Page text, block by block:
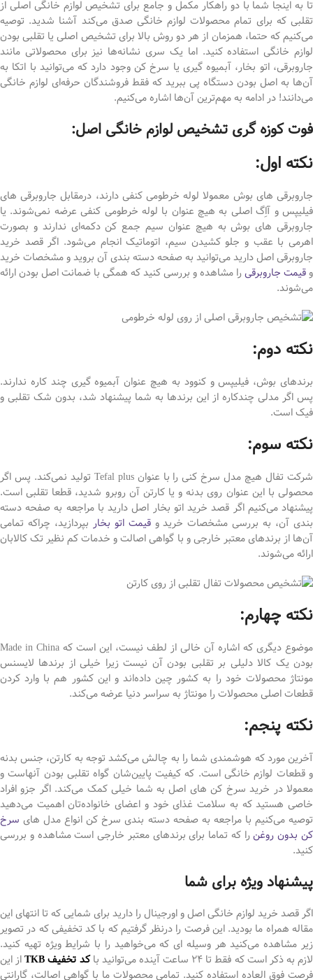
تا به اینجا شما با دو راهکار مکمل و جامع برای تشخیص لوازم خانگی اصلی از
تقلبی که برای تمام محصولات لوازم خانگی صدق می‌کند آشنا شدید. توصیه
می‌کنیم که حتما، همزمان از هر دو روش بالا برای تشخیص اصلی یا تقلبی بودن
لوازم خانگی استفاده کنید. اما یک سری نشانه‌ها نیز برای محصولاتی مانند
جاروبرقی، اتو بخار، آبمیوه گیری یا سرخ کن وجود دارد که می‌توانید با اتکا به
آن‌ها به اصل بودن دستگاه پی ببرید که فقط فروشندگان حرفه‌ای لوازم خانگی
می‌دانند! در ادامه به مهم‌ترین آن‌ها اشاره می‌کنیم.
فوت‌‌ کوزه گری تشخیص لوازم خانگی اصل:
نکته اول:
جاروبرقی های بوش معمولا لوله خرطومی کنفی دارند، درمقابل جاروبرقی های
فیلیپس و آاِگ اصلی به هیچ عنوان با لوله خرطومی کنفی عرضه نمی‌شوند. یا
جاروبرقی های بوش به هیچ عنوان سیم جمع کن دکمه‌ای ندارند و بصورت
اهرمی با عقب و جلو کشیدن سیم، اتوماتیک انجام می‌شود. اگر قصد خرید
جاروبرقی اصل دارید می‎‎‌توانید به صفحه دسته بندی آن بروید و مشخصات خرید
وقیمت جاروبرقی را مشاهده و بررسی کنید که همگی با ضمانت اصل بودن ارائه
می‌شوند.
نکته دوم:
برندهای بوش، فیلیپس و کنوود به هیچ عنوان آبمیوه گیری چند کاره ندارند.
پس اگر مدلی چندکاره از این برندها به شما پیشنهاد شد، بدون شک تقلبی و
فیک است.
نکته سوم:
شرکت تفال هیچ مدل سرخ کنی را با عنوان Tefal plus تولید نمی‌کند. پس اگر
محصولی با این عنوان روی بدنه و یا کارتن آن روبرو شدید، قطعا تقلبی است.
پیشنهاد می‌کنیم اگر قصد خرید اتو بخار اصل دارید با مراجعه به صفحه دسته
بندی آن، به بررسی مشخصات خرید وقیمت اتو بخار بپردازید، چراکه تمامی
آن‌ها از برندهای معتبر خارجی و با گواهی اصالت و خدمات کم نظیر تک کالابان
ارائه می‌شوند.
نکته چهارم:
موضوع دیگری که اشاره آن خالی از لطف نیست، این است که Made in China
بودن یک کالا دلیلی بر تقلبی بودن آن نیست زیرا خیلی از برندها لایسنس
مونتاژ محصولات خود را به کشور چین داده‌اند و این کشور هم با وارد کردن
قطعات اصلی محصولات را مونتاژ به سراسر دنیا عرضه می‌کند.
نکته پنجم:
آخرین مورد که هوشمندی شما را به چالش می‌کشد توجه به کارتن، جنس بدنه
و قطعات لوازم خانگی است. که کیفیت پایین‌شان گواه تقلبی بودن آنهاست و
معمولا در خرید سرخ کن های اصل به شما خیلی کمک می‌کند. اگر جزو افراد
خاصی هستید که به سلامت غذای خود و اعضای خانواده‌تان اهمیت می‌دهید
توصیه می‌کنیم با مراجعه به صفحه دسته بندی سرخ کن انواع مدل های سرخ
کن بدون روغنرا که تماما برای برندهای معتبر خارجی است مشاهده و بررسی
کنید.
پیشنهاد ویژه برای شما
اگر قصد خرید لوازم خانگی اصل و اورجینال را دارید برای شمایی که تا انتهای این
مقاله همراه ما بودید. این فرصت را درنظر گرفتیم که با کد تخفیفی که در تصویر
زیر مشاهده می‌کنید هر وسیله ای که می‌خواهید را با شرایط ویژه تهیه کنید.
لازم به ذکر است که فقط تا 24 ساعت آینده می‌توانید با
کد تخفیف TKB
از این
فرصت فوق العاده استفاده کنید. تمامی محصولات ما با گواهی اصالت، گارانتی